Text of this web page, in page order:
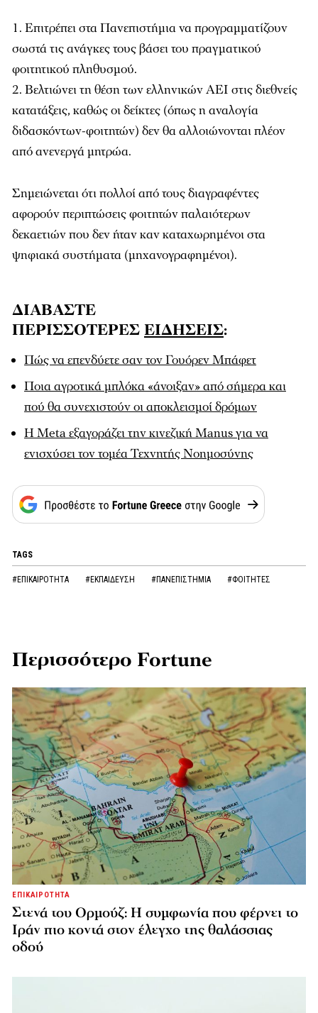
Επιτρέπει στα Πανεπιστήμια να προγραμματίζουν
σωστά τις ανάγκες τους βάσει του πραγματικού
φοιτητικού πληθυσμού.
Βελτιώνει τη θέση των ελληνικών ΑΕΙ στις διεθνείς
κατατάξεις, καθώς οι δείκτες (όπως η αναλογία
διδασκόντων-φοιτητών) δεν θα αλλοιώνονται πλέον
από ανενεργά μητρώα.
Σημειώνεται ότι πολλοί από τους διαγραφέντες
αφορούν περιπτώσεις φοιτητών παλαιότερων
δεκαετιών που δεν ήταν καν καταχωρημένοι στα
ψηφιακά συστήματα (μηχανογραφημένοι).
ΔΙΑΒΑΣΤΕ
ΠΕΡΙΣΣΟΤΕΡΕΣ ΕΙΔΗΣΕΙΣ:
Πώς να επενδύετε σαν τον Γουόρεν Μπάφετ
Ποια αγροτικά μπλόκα «άνοιξαν» από σήμερα και
πού θα συνεχιστούν οι αποκλεισμοί δρόμων
Η Meta εξαγοράζει την κινεζική Manus για να
ενισχύσει τον τομέα Τεχνητής Νοημοσύνης
TAGS
#ΕΠΙΚΑΙΡΟΤΗΤΑ #ΕΚΠΑΙΔΕΥΣΗ #ΠΑΝΕΠΙΣΤΗΜΙΑ #ΦΟΙΤΗΤΕΣ
Περισσότερο Fortune
ΕΠΙΚΑΙΡΟΤΗΤΑ
Στενά του Ορμούζ: Η συμφωνία που φέρνει το
Ιράν πιο κοντά στον έλεγχο της θαλάσσιας
οδού